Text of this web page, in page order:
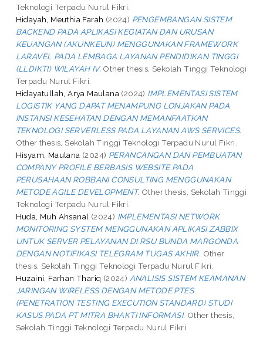
Teknologi Terpadu Nurul Fikri.
Hidayah, Meuthia Farah (2024) PENGEMBANGAN SISTEM
BACKEND PADA APLIKASI KEGIATAN DAN URUSAN
KEUANGAN (AKUNKEUN) MENGGUNAKAN FRAMEWORK
LARAVEL PADA LEMBAGA LAYANAN PENDIDIKAN TINGGI
(LLDIKTI) WILAYAH IV. Other thesis, Sekolah Tinggi Teknologi
Terpadu Nurul Fikri.
Hidayatullah, Arya Maulana (2024) IMPLEMENTASI SISTEM
LOGISTIK YANG DAPAT MENAMPUNG LONJAKAN PADA
INSTANSI KESEHATAN DENGAN MEMANFAATKAN
TEKNOLOGI SERVERLESS PADA LAYANAN AWS SERVICES.
Other thesis, Sekolah Tinggi Teknologi Terpadu Nurul Fikri.
Hisyam, Maulana (2024) PERANCANGAN DAN PEMBUATAN
COMPANY PROFILE BERBASIS WEBSITE PADA
PERUSAHAAN ROBBANI CONSULTING MENGGUNAKAN
METODE AGILE DEVELOPMENT. Other thesis, Sekolah Tinggi
Teknologi Terpadu Nurul Fikri.
Huda, Muh Ahsanal (2024) IMPLEMENTASI NETWORK
MONITORING SYSTEM MENGGUNAKAN APLIKASI ZABBIX
UNTUK SERVER PELAYANAN DI RSU BUNDA MARGONDA
DENGAN NOTIFIKASI TELEGRAM TUGAS AKHIR. Other
thesis, Sekolah Tinggi Teknologi Terpadu Nurul Fikri.
Huzaini, Farhan Thariq (2024) ANALISIS SISTEM KEAMANAN
JARINGAN WIRELESS DENGAN METODE PTES
(PENETRATION TESTING EXECUTION STANDARD) STUDI
KASUS PADA PT MITRA BHAKTI INFORMASI. Other thesis,
Sekolah Tinggi Teknologi Terpadu Nurul Fikri.